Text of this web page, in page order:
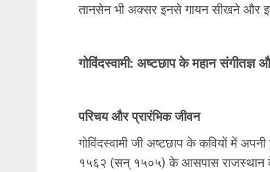
तानसेन भी अक्सर इनसे गायन सीखने और
गोविंदस्वामी: अष्टछाप के महान
परिचय और प्रारंभिक जीवन
गोविंदस्वामी जी अष्टछाप के कवियों में
१५६२ (सन् १५०५) के आसपास राजस्थान